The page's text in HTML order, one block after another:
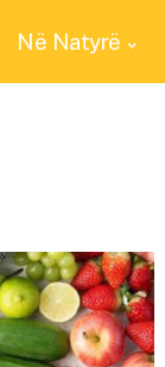
Në Natyrë